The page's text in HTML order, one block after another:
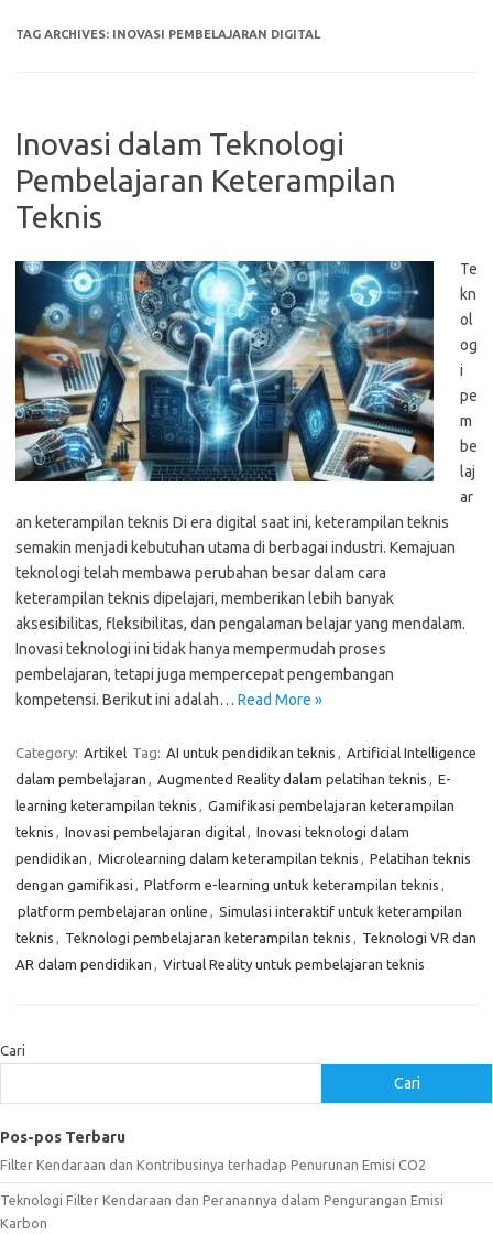
TAG ARCHIVES: INOVASI PEMBELAJARAN DIGITAL
Inovasi dalam Teknologi
Pembelajaran Keterampilan
Teknis
Te
kn
ol
og
i
pe
m
be
laj
ar
an keterampilan teknis Di era digital saat ini, keterampilan teknis
semakin menjadi kebutuhan utama di berbagai industri. Kemajuan
teknologi telah membawa perubahan besar dalam cara
keterampilan teknis dipelajari, memberikan lebih banyak
aksesibilitas, fleksibilitas, dan pengalaman belajar yang mendalam.
Inovasi teknologi ini tidak hanya mempermudah proses
pembelajaran, tetapi juga mempercepat pengembangan
kompetensi. Berikut ini adalah… Read More »
Category: Artikel Tag: AI untuk pendidikan teknis , Artificial Intelligence
dalam pembelajaran , Augmented Reality dalam pelatihan teknis , E-
learning keterampilan teknis , Gamifikasi pembelajaran keterampilan
teknis , Inovasi pembelajaran digital, Inovasi teknologi dalam
pendidikan , Microlearning dalam keterampilan teknis , Pelatihan teknis
dengan gamifikasi , Platform e-learning untuk keterampilan teknis ,
platform pembelajaran online , Simulasi interaktif untuk keterampilan
teknis , Teknologi pembelajaran keterampilan teknis , Teknologi VR dan
AR dalam pendidikan , Virtual Reality untuk pembelajaran teknis
Cari
Cari
Pos-pos Terbaru
Filter Kendaraan dan Kontribusinya terhadap Penurunan Emisi CO2
Teknologi Filter Kendaraan dan Peranannya dalam Pengurangan Emisi
Karbon